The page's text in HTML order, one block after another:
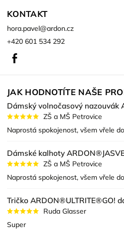
KONTAKT
hora.pavel@ardon.cz
+420 601 534 292
JAK HODNOTÍTE NAŠE
Dámský volnočasový nazouvák
ZŠ a MŠ Petrovice
Naprostá spokojenost, všem vřele
Dámské kalhoty
ZŠ a MŠ Petrovice
Naprostá spokojenost, všem vřele
Tričko ARDON®ULTRITE®GO!
Ruda Glasser
Super